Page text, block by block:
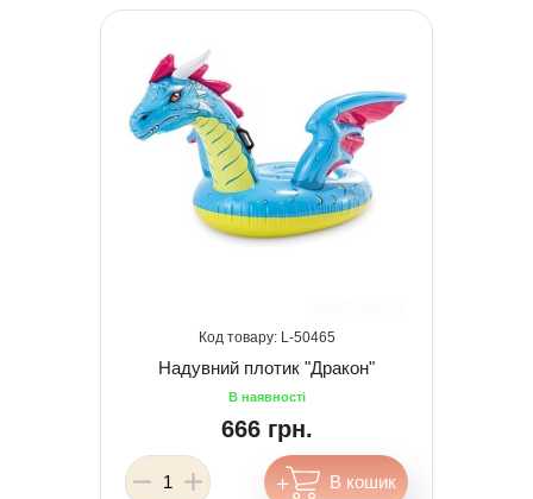
50465
Надувний плотик "Дракон"
666 грн.